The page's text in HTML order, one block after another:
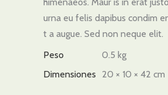
himenaeos. Maur is in erat
urna eu felis dapibus condim
t a augue. Sed non neque elit.
Peso
0.5 kg
Dimensiones
20 × 10 × 42 cm